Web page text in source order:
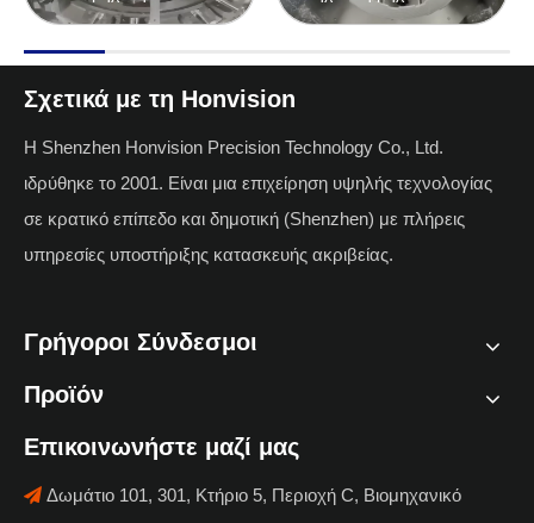
Μηχανική
κατεργασία 5
Σχετικά με τη Honvision
Η Shenzhen Honvision Precision Technology Co., Ltd.
ιδρύθηκε το 2001. Είναι μια επιχείρηση υψηλής τεχνολογίας
σε κρατικό επίπεδο και δημοτική (Shenzhen) με πλήρεις
υπηρεσίες υποστήριξης κατασκευής ακριβείας.
Γρήγοροι Σύνδεσμοι
Προϊόν
Επικοινωνήστε μαζί μας
 Δωμάτιο 101, 301, Κτήριο 5, Περιοχή C, Βιομηχανικό